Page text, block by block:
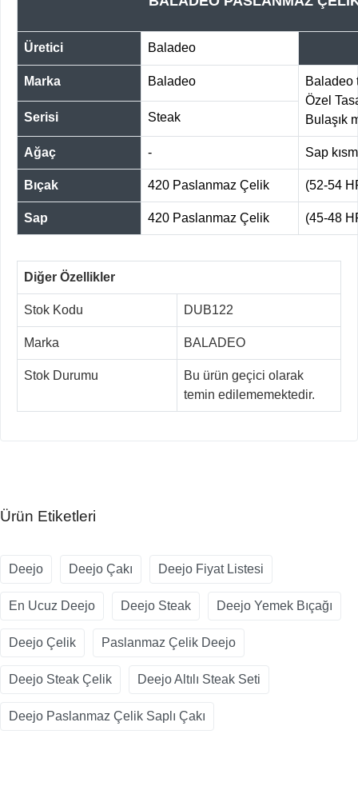
Üretici Baladeo
Marka Baladeo
Baladeo
Özel
Bulaşık
Serisi Steak
Ağaç - Sap
Bıçak 420 Paslanmaz Çelik (52-54
Sap 420 Paslanmaz Çelik (45-48
Diğer Özellikler
Stok Kodu DUB122
Marka BALADEO
Stok Durumu
Bu ürün geçici olarak
temin edilememektedir.
Ürün Etiketleri
Deejo Deejo Çakı Deejo Fiyat Listesi
En Ucuz Deejo Deejo Steak Deejo Yemek Bıçağı
Deejo Çelik Paslanmaz Çelik Deejo
Deejo Steak Çelik Deejo Altılı Steak Seti
Deejo Paslanmaz Çelik Saplı Çakı